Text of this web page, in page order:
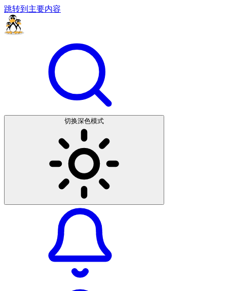
跳转到主要内容
切换深色模式